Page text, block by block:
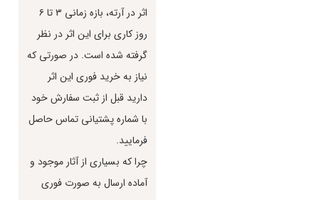
اثر در آرته، بازه زماني ٣ تا ٦
روز كاري براي اين اثر در نظر
گرفته شده است. در صورتي كه
نياز به خريد فوري اين اثر
داريد قبل از ثبت سفارش خود
با شماره پشتياني تماس حاصل
فرماييد.
چرا كه بسياري از آثار موجود و
آماده ارسال به صورت فوري